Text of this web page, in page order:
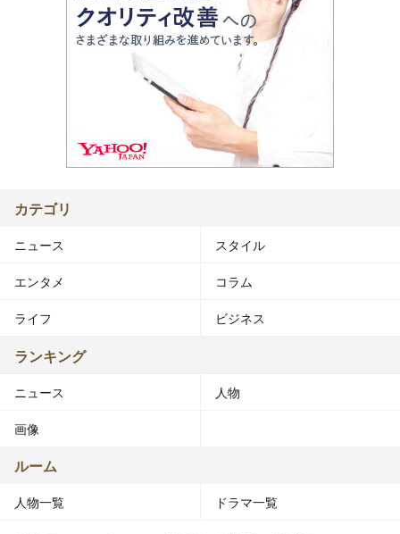
カテゴリ
ニュース スタイル
エンタメ コラム
ライフ ビジネス
ランキング
ニュース 人物
画像
ルーム
人物一覧 ドラマ一覧